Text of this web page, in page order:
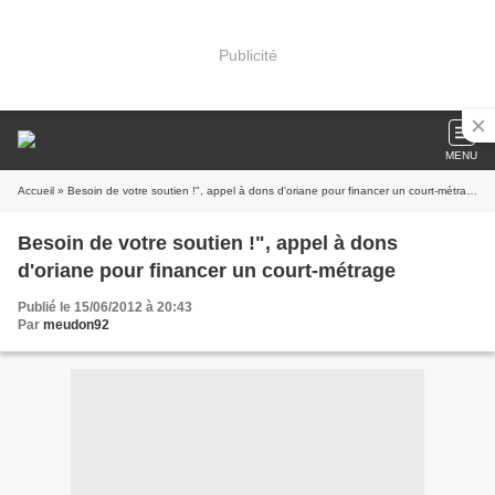
Publicité
MENU
Accueil » Besoin de votre soutien !", appel à dons d'oriane pour financer un court-métrage
Besoin de votre soutien !", appel à dons
d'oriane pour financer un court-métrage
Publié le 15/06/2012 à 20:43
Par meudon92